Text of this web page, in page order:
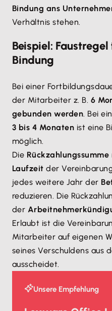
Bindung ans
Verhältnis stehen.
Beispiel:
Bindung
Bei einer
der Mitarbeiter z. B. 6
gebunden werden. Bei
3 bis 4 Monaten ist eine
möglich.
Die Rückzahlungssumme
Laufzeitder
jedes weitere Jahr der
reduzieren. Die
der
Erlaubt ist die
Mitarbeiter auf eigenen
seines Verschuldens aus
ausscheidet.
Unsere Empfehlung